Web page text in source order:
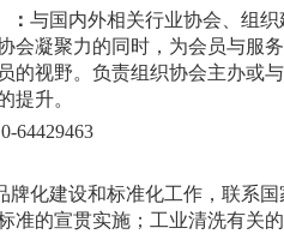
： 与国内外相关行业协会、组
会凝聚力的同时，为会员与服
的视野。负责组织协会主办或
提升。
64429463
牌化建设和标准化工作，联系
准的宣贯实施；工业清洗有关